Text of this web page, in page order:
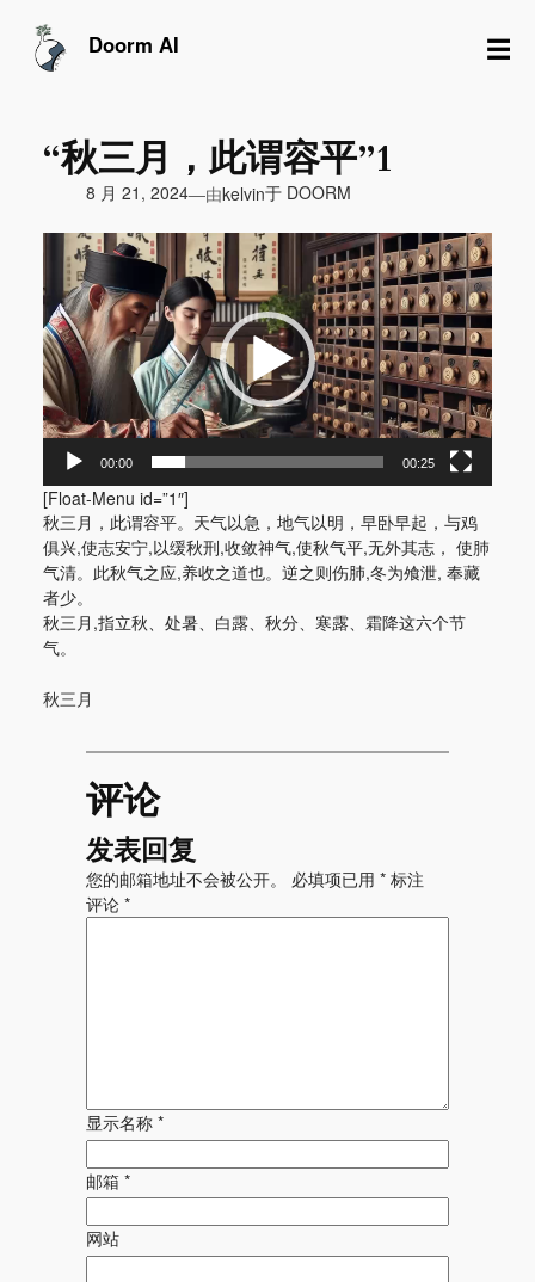
Doorm AI ☰
“秋三月，此谓容平”1
8 月 21, 2024—由kelvin于 DOORM
播
放
器
00:00 00:25
[Float-Menu id=”1″]
秋三月，此谓容平。天气以急，地气以明，早卧早起，与鸡
俱兴,使志安宁,以缓秋刑,收敛神气,使秋气平,无外其志， 使肺
气清。此秋气之应,养收之道也。逆之则伤肺,冬为飧泄, 奉藏
者少。
秋三月,指立秋、处暑、白露、秋分、寒露、霜降这六个节
气。
秋三月
评论
发表回复
您的邮箱地址不会被公开。 必填项已用 *标注
评论 *
显示名称 *
邮箱 *
网站